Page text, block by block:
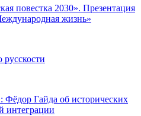
повестка 2030». Презентация
жизнь»
русскости
Фёдор Гайда об исторических
интеграции